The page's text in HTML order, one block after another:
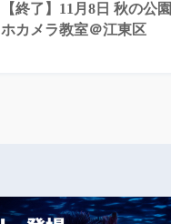
【終了】11月8日 秋の公
ホカメラ教室＠江東区